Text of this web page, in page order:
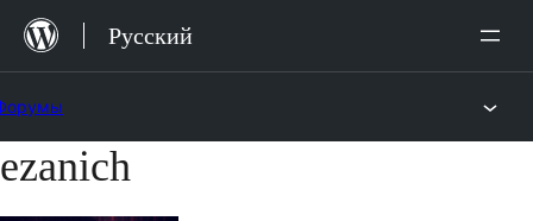
Перейти
Русский
Перейти
ezanich